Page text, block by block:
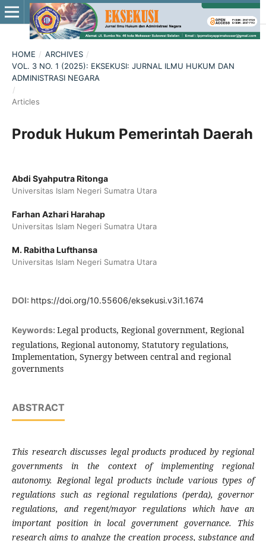
HOME / ARCHIVES /
VOL. 3 NO. 1 (2025): EKSEKUSI: JURNAL ILMU HUKUM DAN
ADMINISTRASI NEGARA
/
Articles
Produk Hukum Pemerintah Daerah
Abdi Syahputra Ritonga
Universitas Islam Negeri Sumatra Utara
Farhan Azhari Harahap
Universitas Islam Negeri Sumatra Utara
M. Rabitha Lufthansa
Universitas Islam Negeri Sumatra Utara
DOI: https://doi.org/10.55606/eksekusi.v3i1.1674
Keywords: Legal products, Regional government, Regional
regulations, Regional autonomy, Statutory regulations,
Implementation, Synergy between central and regional
governments
ABSTRACT
This research discusses legal products produced by regional
governments in the context of implementing regional
autonomy. Regional legal products include various types of
regulations such as regional regulations (perda), governor
regulations, and regent/mayor regulations which have an
important position in local government governance. This
research aims to analyze the creation process, substance and